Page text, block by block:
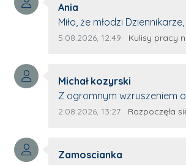
Autor komentarza:
Ania
Treść komentarza:
Miło, że młodzi
młode talenty, które
z nim wywiad, który
Artur.
Data dodania komentarza:
5.08.2026, 12:49 Źródło
Kulisy pracy na planie
Autor komentarza:
Michał kozyrski
Treść komentarza:
Z ogromnym wzruszeniem
materiał. ❤️ Jestem naprawdę dumny z
pokory i wielkiego serca.
Data dodania komentarza:
2.08.2026, 13:27 Źródło
Rozpoczęła się 44. Piesza Zamojsko-
Autor komentarza:
Zamoscianka